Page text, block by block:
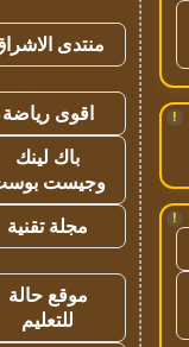
!
!
منتدى
اقوى رياضة
باك لينك
وجيست
مجلة تقنية
موقع حالة
للتعليم